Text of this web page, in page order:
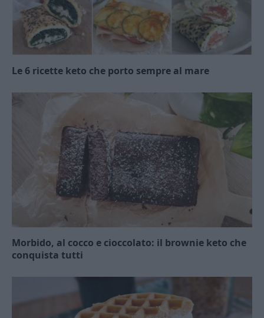
Le 6 ricette keto che porto sempre al mare
Morbido, al cocco e cioccolato: il brownie keto che
conquista tutti